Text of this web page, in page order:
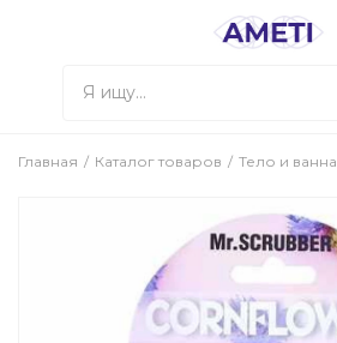
Главная Каталог товаров Тело и ванна